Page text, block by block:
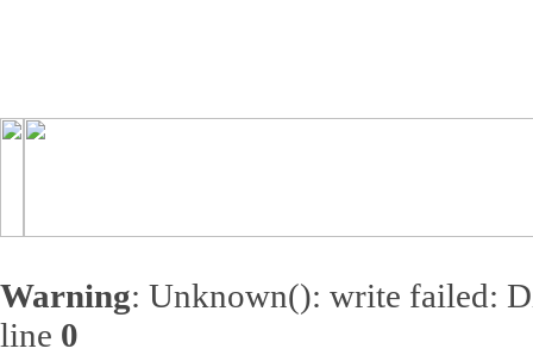
Warning: Unknown(): write failed:
line 0